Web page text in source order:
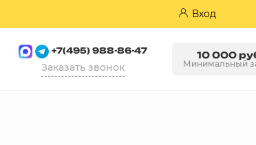
Вход
+7(495) 988-86-47
Заказать звонок
10 000
Минимальный